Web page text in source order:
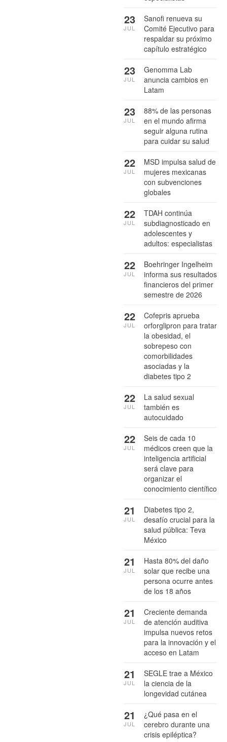
Sanofi renueva su
Comité Ejecutivo para
respaldar su próximo
capítulo estratégico
23
JUL
Genomma Lab
anuncia cambios en
Latam
23
JUL
88% de las personas
en el mundo afirma
seguir alguna rutina
para cuidar su salud
23
JUL
MSD impulsa salud de
mujeres mexicanas
con subvenciones
globales
22
JUL
TDAH continúa
subdiagnosticado en
adolescentes y
adultos: especialistas
22
JUL
Boehringer Ingelheim
informa sus resultados
financieros del primer
semestre de 2026
22
JUL
Cofepris aprueba
orforglipron para tratar
la obesidad, el
sobrepeso con
comorbilidades
asociadas y la
diabetes tipo 2
22
JUL
La salud sexual
también es
autocuidado
22
JUL
Seis de cada 10
médicos creen que la
inteligencia artificial
será clave para
organizar el
conocimiento científico
22
JUL
Diabetes tipo 2,
desafío crucial para la
salud pública: Teva
México
21
JUL
Hasta 80% del daño
solar que recibe una
persona ocurre antes
de los 18 años
21
JUL
Creciente demanda
de atención auditiva
impulsa nuevos retos
para la innovación y el
acceso en Latam
21
JUL
SEGLE trae a México
la ciencia de la
longevidad cutánea
21
JUL
¿Qué pasa en el
cerebro durante una
crisis epiléptica?
21
JUL